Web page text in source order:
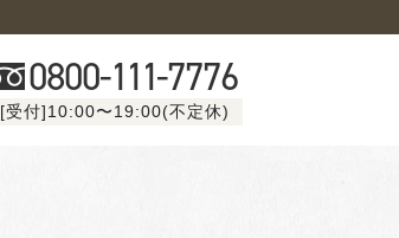
0800-111-7776
[受付]10:00〜19:00(不定休)